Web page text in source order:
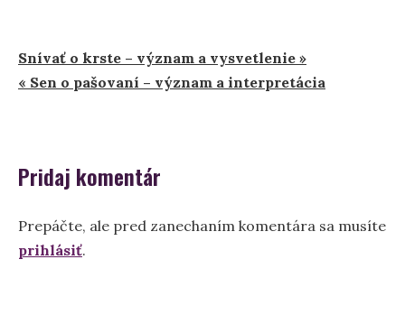
Navigácia
v
Snívať o krste – význam a vysvetlenie »
« Sen o pašovaní – význam a interpretácia
Pridaj komentár
Prepáčte, ale pred zanechaním komentára sa musíte
prihlásiť.